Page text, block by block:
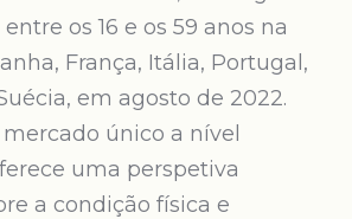
os 16 e os 59 anos na
França, Itália, Portugal,
em agosto de 2022.
único a nível
uma perspetiva
a condição física e